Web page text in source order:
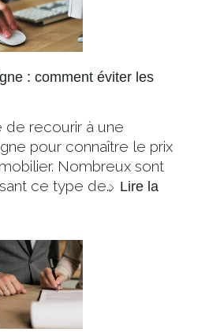
: comment éviter les
de recourir à une
pour connaître le prix
Nombreux sont
ce type de… Lire la